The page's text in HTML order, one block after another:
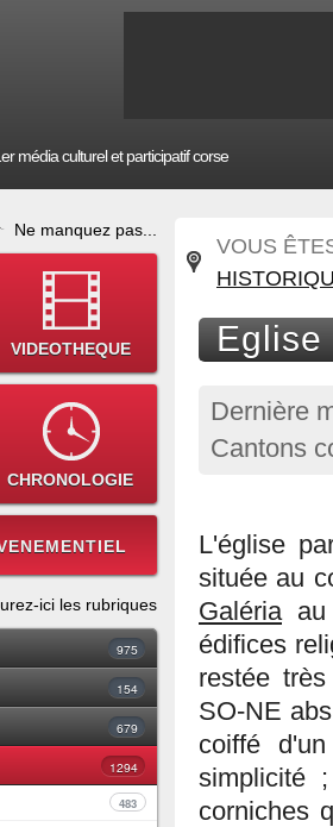
média culturel et participatif corse
Ne manquez pas...
VIDEOTHEQUE
CHRONOLOGIE
ici les rubriques
975
154
679
1294
483
VOUS
Eglise
Dernière
Cantons
L'église
située au
Galériaau
édifices
restée
SO-NE
coiffé
simplicité
corniches